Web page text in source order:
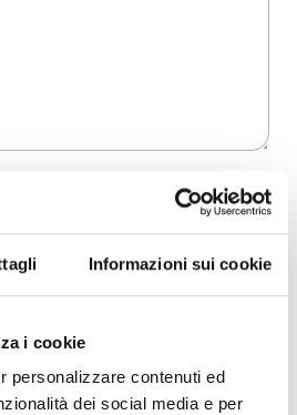
Informazioni sui cookie
i cookie
personalizzare contenuti ed
dei social media e per
e
autorizzo al trattamento dei miei dati personali.
richiesta
facile e veloce